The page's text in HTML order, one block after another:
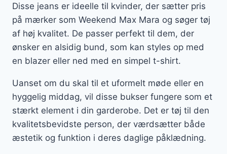
Disse jeans er ideelle til kvinder, der sætter pris
på mærker som Weekend Max Mara og søger tøj
af høj kvalitet. De passer perfekt til dem, der
ønsker en alsidig bund, som kan styles op med
en blazer eller ned med en simpel t-shirt.
Uanset om du skal til et uformelt møde eller en
hyggelig middag, vil disse bukser fungere som et
stærkt element i din garderobe. Det er tøj til den
kvalitetsbevidste person, der værdsætter både
æstetik og funktion i deres daglige påklædning.